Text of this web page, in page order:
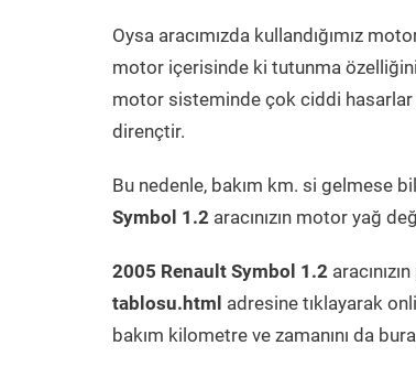
Oysa aracımızda kullandığımız
motor içerisinde ki tutunma
motor sisteminde çok ciddi hasarlar
dirençtir.
Bu nedenle, bakım km. si gelmese
Symbol 1.2 aracınızın motor yağ
2005 Renault Symbol 1.2
tablosu.html adresine tıklayarak
bakım kilometre ve zamanını da